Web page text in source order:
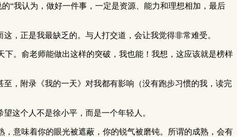
“我认为，做好一件事，一定是资源、能力和理想相加，最后
，正是我最缺乏的。与人打交道，会让我觉得非常难受。
。俞老师能做出这样的突破，我也能！我想，这应该就是榜样
，附录《我的一天》对我都有影响（没有跑步习惯的我，读完
这个人不是徐小平，而是一个年轻人。
意味着你的眼光被遮蔽，你的锐气被磨钝。所谓的成熟，会有